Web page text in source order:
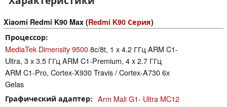
Xiaomi Redmi K90 Max (Redmi K90 Серия)
Процессор
MediaTek Dimensity 95008c/8t, 1 x 4.2 ГГц ARM C1-
Ultra, 3 x 3.5 ГГц ARM C1-Premium, 4 x 2.7 ГГц
ARM C1-Pro, Cortex-X930 Travis / Cortex-A730 6x
Gelas
Графический адаптер Arm Mali G1- Ultra MC12